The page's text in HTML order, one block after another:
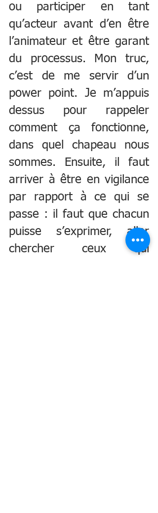
ou participer en tant
qu’acteur avant d’en être
l’animateur et être garant
du processus. Mon truc,
c’est de me servir d’un
power point. Je m’appuis
dessus pour rappeler
comment ça fonctionne,
dans quel chapeau nous
sommes. Ensuite, il faut
arriver à être en vigilance
par rapport à ce qui se
passe : il faut que chacun
puisse s’exprimer, aller
chercher ceux qui